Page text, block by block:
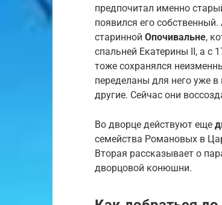
предпочитал именно
появился его
старинной Опочивальне,
спальней Екатерины II, а с
тоже сохранялся
переделаны для него уже
другие. Сейчас они
Во дворце действуют еще
семейства Романовых в
Вторая рассказывает о
дворцовой конюшни.